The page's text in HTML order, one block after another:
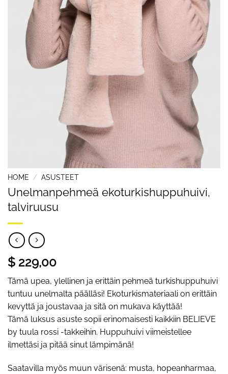
HOME / ASUSTEET
Unelmanpehmeä ekoturkishuppuhuivi,
talviruusu
$ 229,00
Tämä upea, ylellinen ja erittäin pehmeä turkishuppuhuivi
tuntuu unelmalta päälläsi! Ekoturkismateriaali on erittäin
kevyttä ja joustavaa ja sitä on mukava käyttää!
Tämä luksus asuste sopii erinomaisesti kaikkiin BELIEVE
by tuula rossi -takkeihin. Huppuhuivi viimeistellee
ilmettäsi ja pitää sinut lämpimänä!
Saatavilla myös muun värisenä: musta, hopeanharmaa,